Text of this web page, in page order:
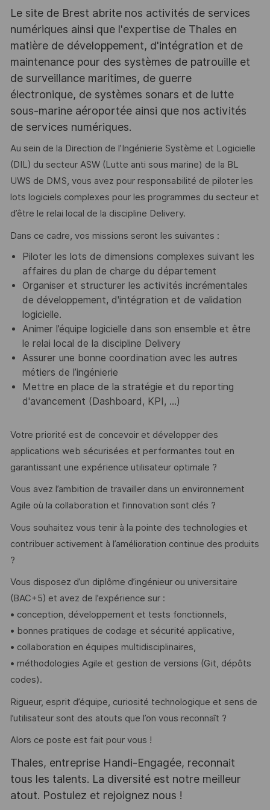
Le site de Brest abrite nos activités de services
numériques ainsi que l'expertise de Thales en
matière de développement, d'intégration et de
maintenance pour des systèmes de patrouille et
de surveillance maritimes, de guerre
électronique, de systèmes sonars et de lutte
sous-marine aéroportée ainsi que nos activités
de services numériques.
Au sein de la Direction de l’Ingénierie Système et Logicielle
(DIL) du secteur ASW (Lutte anti sous marine) de la BL
UWS de DMS, vous avez pour responsabilité de piloter les
lots logiciels complexes pour les programmes du secteur et
d’être le relai local de la discipline Delivery.
Dans ce cadre, vos missions seront les suivantes :
Piloter les lots de dimensions complexes suivant les
affaires du plan de charge du département
Organiser et structurer les activités incrémentales
de développement, d'intégration et de validation
logicielle.
Animer l’équipe logicielle dans son ensemble et être
le relai local de la discipline Delivery
Assurer une bonne coordination avec les autres
métiers de l’ingénierie
Mettre en place de la stratégie et du reporting
d'avancement (Dashboard, KPI, …)
Votre priorité est de concevoir et développer des
applications web sécurisées et performantes tout en
garantissant une expérience utilisateur optimale ?
Vous avez l’ambition de travailler dans un environnement
Agile où la collaboration et l’innovation sont clés ?
Vous souhaitez vous tenir à la pointe des technologies et
contribuer activement à l’amélioration continue des produits
?
Vous disposez d’un diplôme d’ingénieur ou universitaire
(BAC+5) et avez de l’expérience sur :
• conception, développement et tests fonctionnels,
• bonnes pratiques de codage et sécurité applicative,
• collaboration en équipes multidisciplinaires,
• méthodologies Agile et gestion de versions (Git, dépôts
codes).
Rigueur, esprit d’équipe, curiosité technologique et sens de
l’utilisateur sont des atouts que l’on vous reconnaît ?
Alors ce poste est fait pour vous !
Thales, entreprise Handi-Engagée, reconnait
tous les talents. La diversité est notre meilleur
atout. Postulez et rejoignez nous !